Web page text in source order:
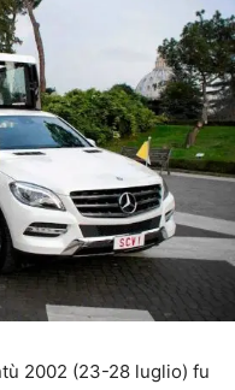
2002 (23-28 luglio) fu